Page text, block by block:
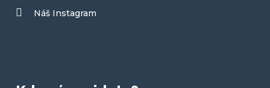
Náš Instagram